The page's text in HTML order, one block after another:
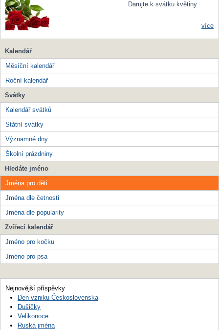
Darujte k svátku květiny
více
Kalendář
Měsíční kalendář
Roční kalendář
Svátky
Kalendář svátků
Státní svátky
Významné dny
Školní prázdniny
Hledáte jméno
Jména pro děti
Jména dle četnosti
Jména dle popularity
Zvířecí kalendář
Jméno pro kočku
Jméno pro psa
Nejnovější příspěvky
Den vzniku Československa
Dušičky
Velikonoce
Ruská jména